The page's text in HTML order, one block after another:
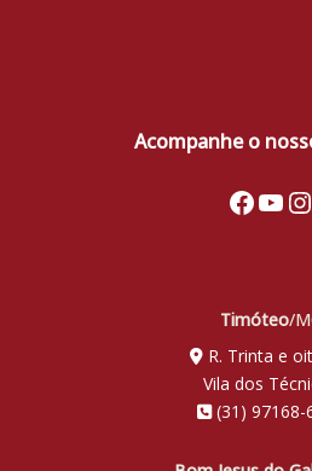
Acompanhe o
Timóteo/
R. Trinta e
Vila dos
(31) 97168-